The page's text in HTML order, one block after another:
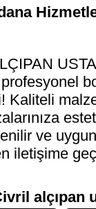
Kaliteli
ve
iletişime
alçıpan